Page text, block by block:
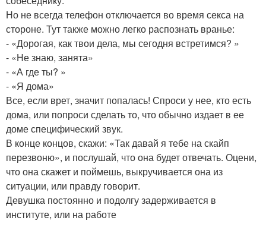
Но не всегда телефон отключается во время секса на
стороне. Тут также можно легко распознать вранье:
- «Дорогая, как твои дела, мы сегодня встретимся? »
- «Не знаю, занята»
- «А где ты? »
- «Я дома»
Все, если врет, значит попалась! Спроси у нее, кто есть
дома, или попроси сделать то, что обычно издает в ее
доме специфический звук.
В конце концов, скажи: «Так давай я тебе на скайп
перезвоню», и послушай, что она будет отвечать. Оцени,
что она скажет и поймешь, выкручивается она из
ситуации, или правду говорит.
Девушка постоянно и подолгу задерживается в
институте, или на работе